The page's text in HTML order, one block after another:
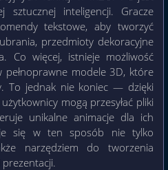
sztucznej inteligencji. Gracze
tekstowe, aby tworzyć
przedmioty dekoracyjne
Co więcej, istnieje możliwość
pełnoprawne modele 3D, które
To jednak nie koniec — dzięki
mogą przesyłać pliki
unikalne animacje dla ich
się w ten sposób nie tylko
narzędziem do tworzenia